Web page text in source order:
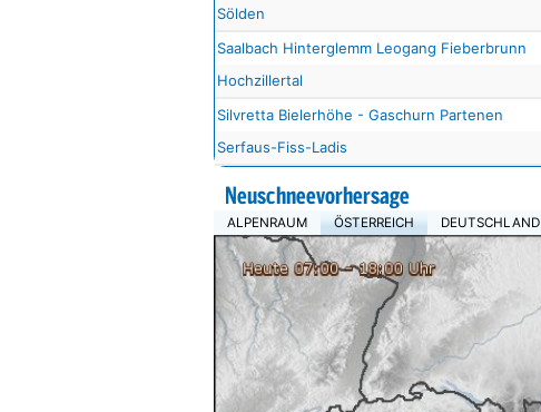
Sölden
Saalbach Hinterglemm Leogang Fieberbrunn
Hochzillertal
Silvretta Bielerhöhe - Gaschurn Partenen
Serfaus-Fiss-Ladis
Neuschneevorhersage
ALPENRAUM ÖSTERREICH DEUTSCHLAND